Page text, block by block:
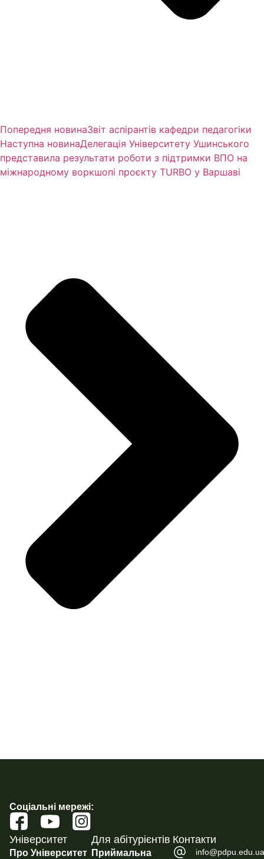
Попередня новинаЗвіт аспірантів кафедри педагогіки
Наступна новинаДелегація Університету Ушинського
представила результати роботи з підтримки ВПО на
міжнародному воркшопі проєкту TURBO у Варшаві
Соціальні мережі:
Університет
Про Університет
Для абітурієнтів
Приймальна
Контакти